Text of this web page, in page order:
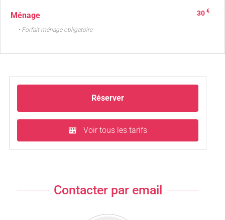
Ménage 30 €
• Forfait ménage obligatoire
Réserver
Voir tous les tarifs
Contacter par email